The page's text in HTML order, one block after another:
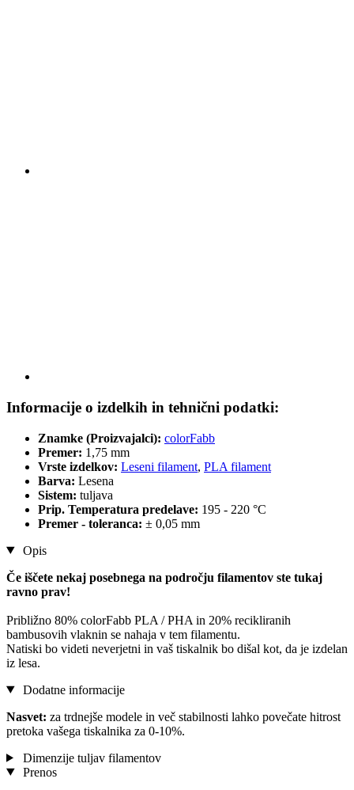
Informacije o izdelkih in tehnični podatki:
Znamke (Proizvajalci): colorFabb
Premer: 1,75 mm
Vrste izdelkov: Leseni filament, PLA filament
Barva: Lesena
Sistem: tuljava
Prip. Temperatura predelave: 195 - 220 °C
Premer - toleranca: ± 0,05 mm
Opis
Če iščete nekaj posebnega na področju filamentov ste tukaj
ravno prav!
Približno 80% colorFabb PLA / PHA in 20% recikliranih
bambusovih vlaknin se nahaja v tem filamentu.
Natiski bo videti neverjetni in vaš tiskalnik bo dišal kot, da je izdelan
iz lesa.
Dodatne informacije
Nasvet: za trdnejše modele in več stabilnosti lahko povečate hitrost
pretoka vašega tiskalnika za 0-10%.
Dimenzije tuljav filamentov
Prenos